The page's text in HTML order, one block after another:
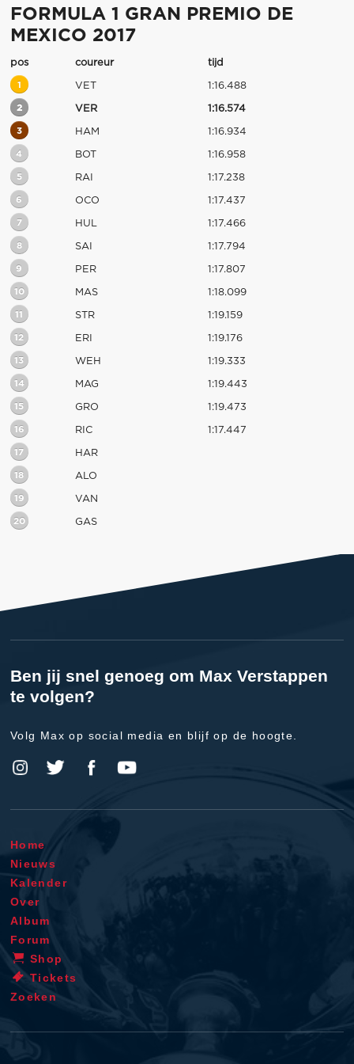
FORMULA 1 GRAN PREMIO DE
MEXICO 2017
pos coureur tijd
1 VET 1:16.488
2 VER 1:16.574
3 HAM 1:16.934
4 BOT 1:16.958
5 RAI 1:17.238
6 OCO 1:17.437
7 HUL 1:17.466
8 SAI 1:17.794
9 PER 1:17.807
10 MAS 1:18.099
11 STR 1:19.159
12 ERI 1:19.176
13 WEH 1:19.333
14 MAG 1:19.443
15 GRO 1:19.473
16 RIC 1:17.447
17 HAR
18 ALO
19 VAN
20 GAS
Ben jij snel genoeg om Max Verstappen
te volgen?
Volg Max op social media en blijf op de hoogte.
Home
Nieuws
Kalender
Over
Album
Forum
Shop
Tickets
Zoeken